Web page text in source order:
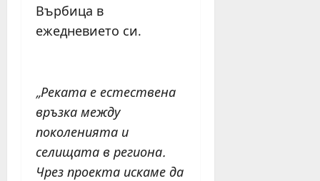
Върбица в
ежедневието си.
„Реката е естествена
връзка между
поколенията и
селищата в региона.
Чрез проекта искаме да